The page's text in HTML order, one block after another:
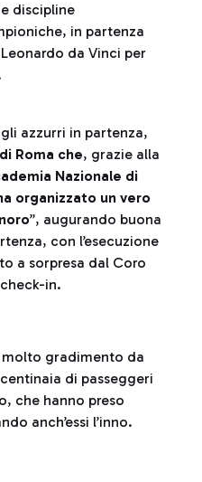
discipline
in partenza
da Vinci per
azzurri in partenza,
Roma che, grazie alla
Nazionale di
organizzato un vero
”, augurando buona
con l’esecuzione
a sorpresa dal Coro
in.
molto gradimento da
di passeggeri
che hanno preso
anch’essi l’inno.